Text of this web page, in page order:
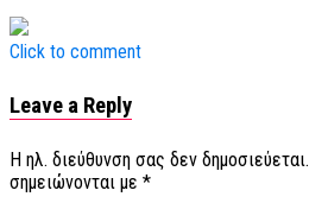
Click to comment
Leave a Reply
Η ηλ. διεύθυνση σας δεν δημοσιεύεται.
σημειώνονται με *